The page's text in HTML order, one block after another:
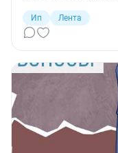
России. Главное
системы
Ип
Лента